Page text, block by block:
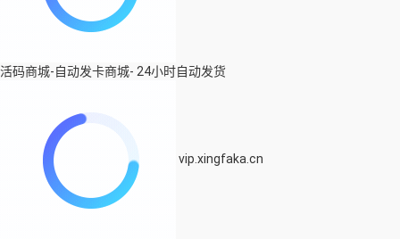
活码商城-自动发卡商城- 24小时自动发货
vip.xingfaka.cn